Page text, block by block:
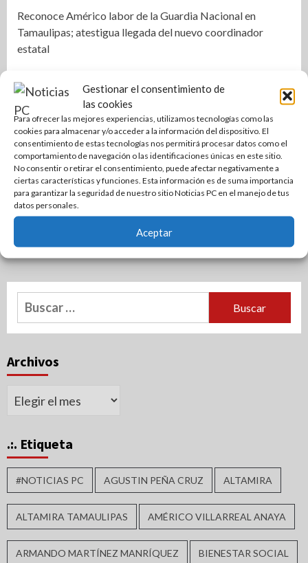
Gestionar el consentimiento de
las cookies
Para ofrecer las mejores experiencias, utilizamos tecnologías como las
cookies para almacenar y/o acceder a la información del dispositivo. El
consentimiento de estas tecnologías nos permitirá procesar datos como el
comportamiento de navegación o las identificaciones únicas en este sitio.
No consentir o retirar el consentimiento, puede afectar negativamente a
ciertas características y funciones. Esta información es de suma importancia
para garantizar la seguridad de nuestro sitio Noticias PC en el manejo de tus
datos personales.
Aceptar
Reconoce Américo labor de la Guardia Nacional en
Tamaulipas; atestigua llegada del nuevo coordinador
estatal
Buscar:
Archivos
Archivos
.:. Etiqueta
#NOTICIAS PC AGUSTIN PEÑA CRUZ ALTAMIRA
ALTAMIRA TAMAULIPAS AMÉRICO VILLARREAL ANAYA
ARMANDO MARTÍNEZ MANRÍQUEZ BIENESTAR SOCIAL